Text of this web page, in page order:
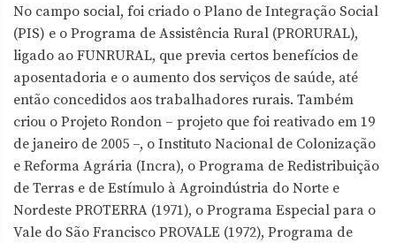
No campo social, foi criado o Plano de Integração Social
(PIS) e o Programa de Assistência Rural (PRORURAL),
ligado ao FUNRURAL, que previa certos benefícios de
aposentadoria e o aumento dos serviços de saúde, até
então concedidos aos trabalhadores rurais. Também
criou o Projeto Rondon – projeto que foi reativado em 19
de janeiro de 2005 –, o Instituto Nacional de Colonização
e Reforma Agrária (Incra), o Programa de Redistribuição
de Terras e de Estímulo à Agroindústria do Norte e
Nordeste PROTERRA (1971), o Programa Especial para o
Vale do São Francisco PROVALE (1972), Programa de